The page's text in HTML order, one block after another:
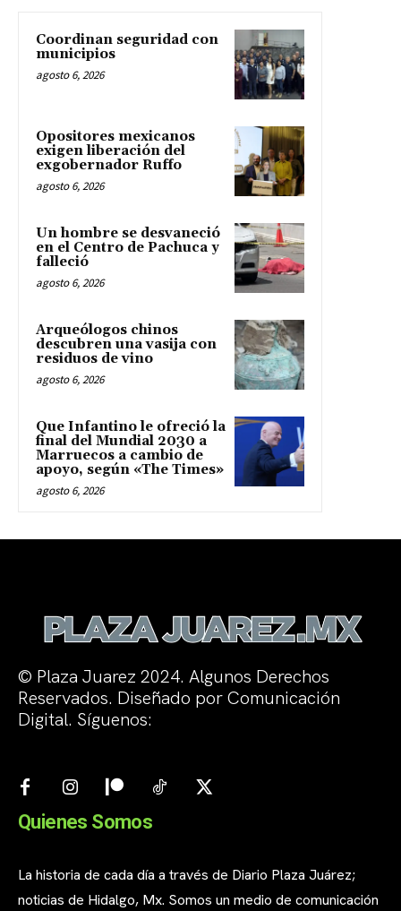
Coordinan seguridad con
municipios
agosto 6, 2026
Opositores mexicanos
exigen liberación del
exgobernador Ruffo
agosto 6, 2026
Un hombre se desvaneció
en el Centro de Pachuca y
falleció
agosto 6, 2026
Arqueólogos chinos
descubren una vasija con
residuos de vino
agosto 6, 2026
Que Infantino le ofreció la
final del Mundial 2030 a
Marruecos a cambio de
apoyo, según «The Times»
agosto 6, 2026
© Plaza Juarez 2024. Algunos Derechos
Reservados. Diseñado por Comunicación
Digital. Síguenos:
Quienes Somos
La historia de cada día a través de Diario Plaza Juárez;
noticias de Hidalgo, Mx. Somos un medio de comunicación